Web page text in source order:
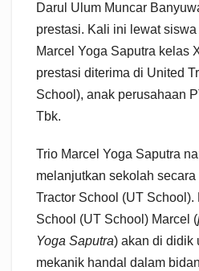
Darul Ulum Muncar
prestasi. Kali ini lewat
Marcel Yoga Saputra kelas
prestasi diterima di United
School), anak perusahaan
Tbk.
Trio Marcel Yoga Saputra
melanjutkan sekolah secara
Tractor School (UT School).
School (UT School) Marcel (
Yoga Saputra) akan di didik
mekanik handal dalam